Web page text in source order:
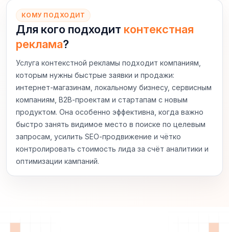
КОМУ ПОДХОДИТ
Для кого подходит контекстная
реклама?
Услуга контекстной рекламы подходит компаниям,
которым нужны быстрые заявки и продажи:
интернет‑магазинам, локальному бизнесу, сервисным
компаниям, B2B‑проектам и стартапам с новым
продуктом. Она особенно эффективна, когда важно
быстро занять видимое место в поиске по целевым
запросам, усилить SEO‑продвижение и чётко
контролировать стоимость лида за счёт аналитики и
оптимизации кампаний.